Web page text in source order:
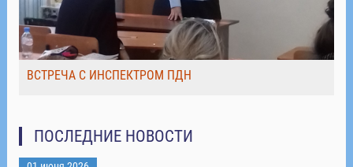
ВСТРЕЧА С ИНСПЕКТРОМ ПДН
ПОСЛЕДНИЕ НОВОСТИ